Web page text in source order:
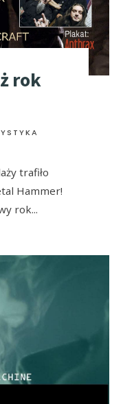
rok
trafiło
Hammer!
rok...